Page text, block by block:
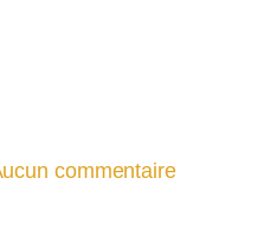
commentaire